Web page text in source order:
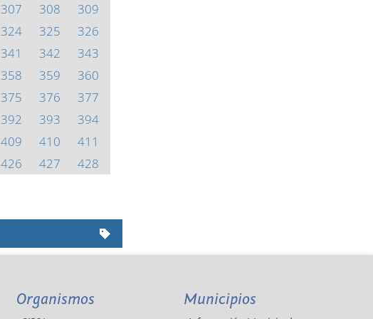
307 308
309
324 325
326
341 342
343
358 359
360
375 376
377
392 393
394
409 410
411
426 427
428
Organismos Municipios